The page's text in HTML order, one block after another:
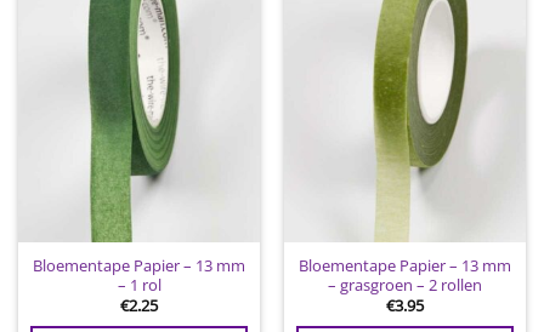
Bloementape Papier – 13 mm
– 1 rol
€2.25
wenslijst
Bloementape Papier – 13 mm
– grasgroen – 2 rollen
€3.95